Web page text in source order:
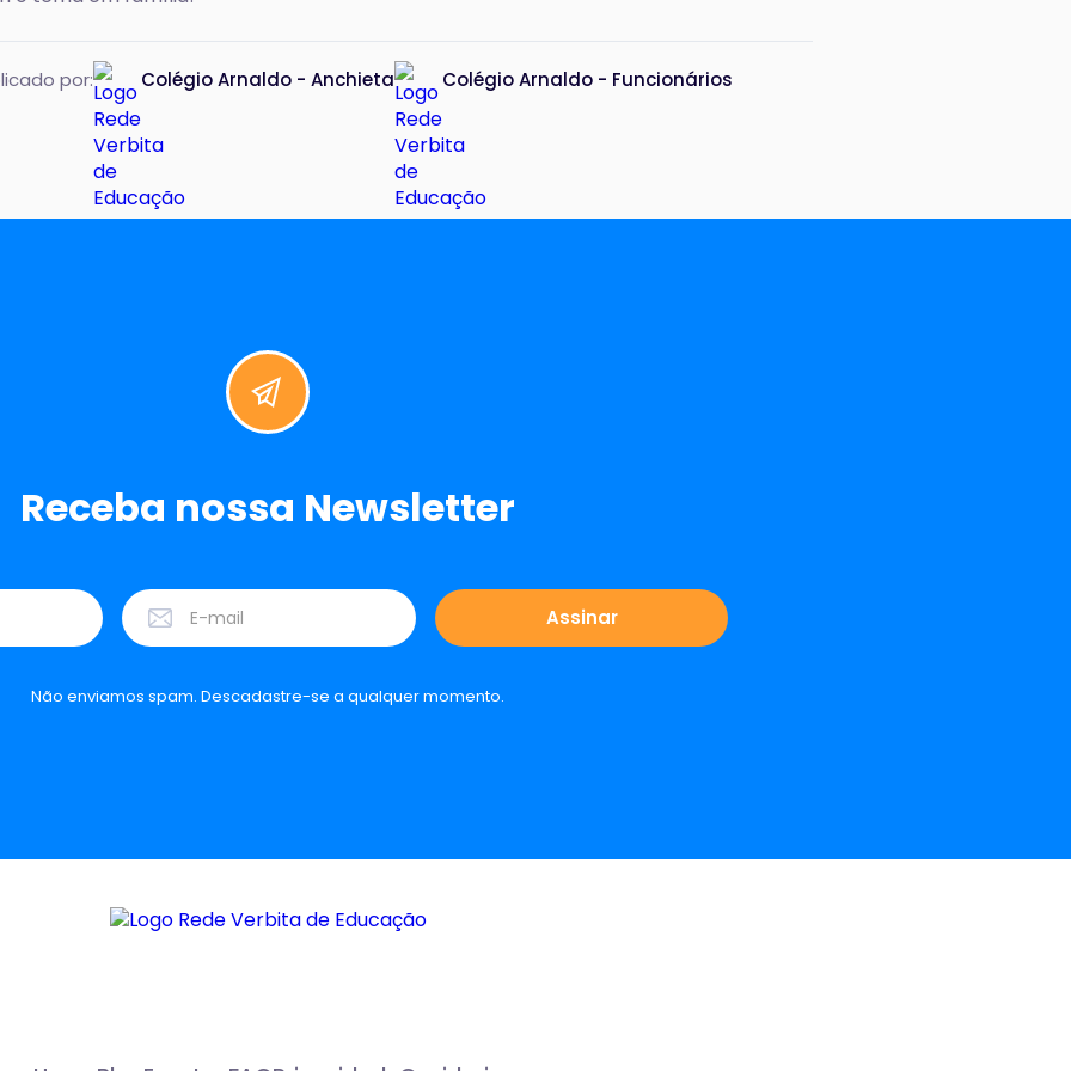
por: Colégio Arnaldo - Anchieta Colégio Arnaldo - Funcionários
Receba nossa Newsletter
Não enviamos spam. Descadastre-se a qualquer momento.